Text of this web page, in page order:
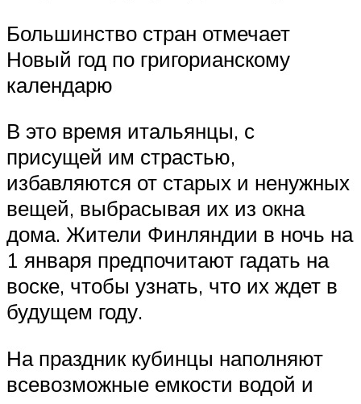
Большинство стран отмечает
Новый год по григорианскому
календарю
В это время итальянцы, с
присущей им страстью,
избавляются от старых и ненужных
вещей, выбрасывая их из окна
дома. Жители Финляндии в ночь на
1 января предпочитают гадать на
воске, чтобы узнать, что их ждет в
будущем году.
На праздник кубинцы наполняют
всевозможные емкости водой и